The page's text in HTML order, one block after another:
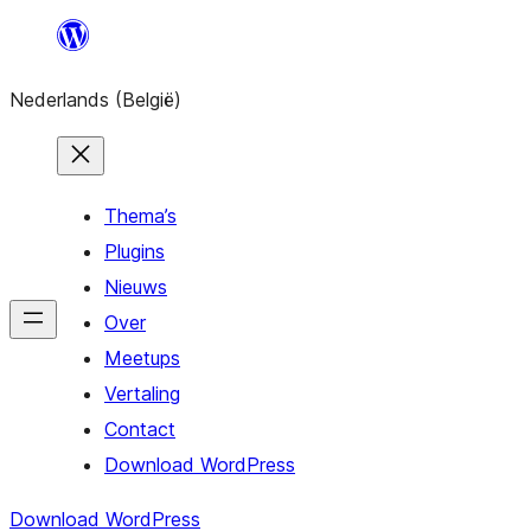
Spring
de
inhoud
Nederlands (België)
Thema’s
Plugins
Nieuws
Over
Meetups
Vertaling
Contact
Download WordPress
Download WordPress